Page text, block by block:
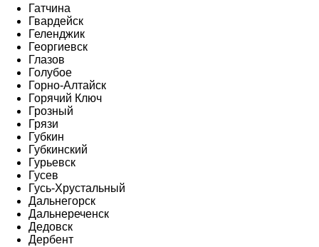
Гатчина
Гвардейск
Геленджик
Георгиевск
Глазов
Голубое
Горно-Алтайск
Горячий Ключ
Грозный
Грязи
Губкин
Губкинский
Гурьевск
Гусев
Гусь-Хрустальный
Дальнегорск
Дальнереченск
Дедовск
Дербент